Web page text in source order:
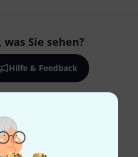
Sie sehen?
Hilfe & Feedback